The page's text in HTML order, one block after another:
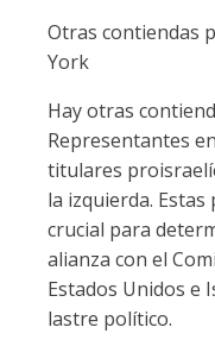
Otras contiendas
York
Hay otras
Representantes
titulares
la izquierda.
crucial para
alianza con el
Estados Unidos e
lastre político.